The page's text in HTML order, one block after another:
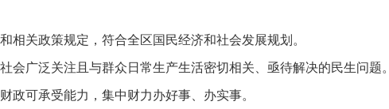
相关政策规定，符合全区国民经济和社会发展规划。
会广泛关注且与群众日常生产生活密切相关、亟待解决的民生问题。
政可承受能力，集中财力办好事、办实事。